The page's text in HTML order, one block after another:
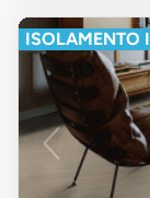
ISOLAMENTO